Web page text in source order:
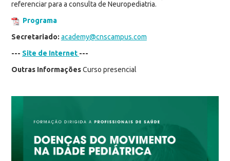
referenciar para a consulta de Neuropediatria.
Programa
Secretariado: academy@cnscampus.com
--- Site de Internet ---
Outras InformaçõesCurso presencial